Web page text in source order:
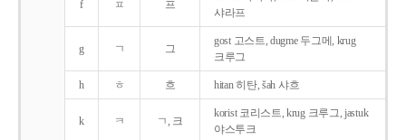
f ㅍ 프
샤라프
g ㄱ 그
gost 고스트, dugme 두그메, krug
크루그
h ㅎ 흐 hitan 히탄, šah 샤흐
k ㅋ ㄱ, 크
korist 코리스트, krug 크루그, jastuk
야스투크